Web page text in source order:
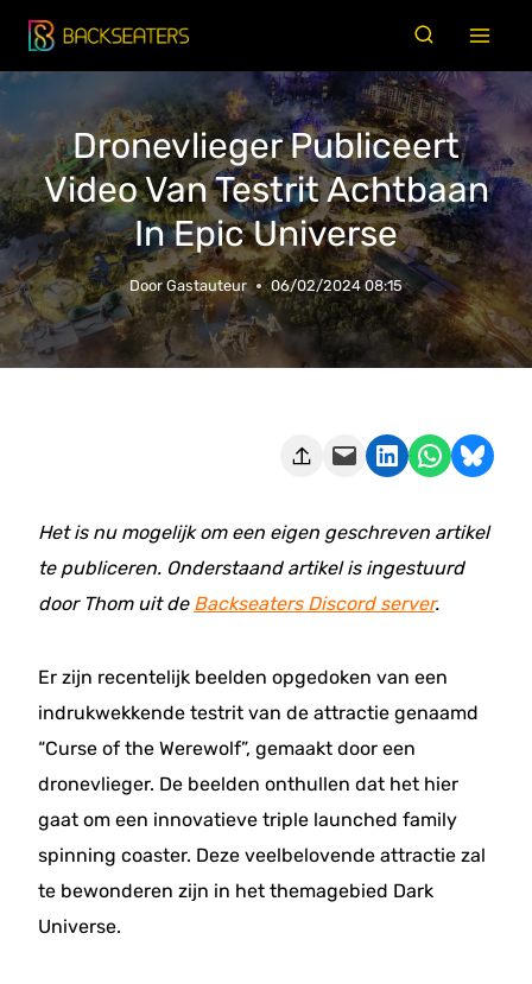
Doorgaan
naar
inhoud
Dronevlieger Publiceert
Video Van Testrit Achtbaan
In Epic Universe
Door Gastauteur 06/02/2024 08:15
Deze pagina e-mailen Delen op LinkedIn Delen via WhatsApp Share on Bluesky
Het is nu mogelijk om een eigen geschreven artikel
te publiceren. Onderstaand artikel is ingestuurd
door Thom uit de Backseaters Discord server.
Er zijn recentelijk beelden opgedoken van een
indrukwekkende testrit van de attractie genaamd
“Curse of the Werewolf”, gemaakt door een
dronevlieger. De beelden onthullen dat het hier
gaat om een innovatieve triple launched family
spinning coaster. Deze veelbelovende attractie zal
te bewonderen zijn in het themagebied Dark
Universe.